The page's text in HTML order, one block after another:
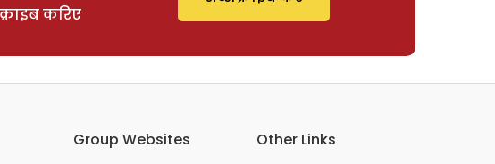
करिए
Group Websites
Other Links